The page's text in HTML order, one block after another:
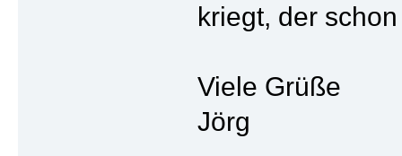
kriegt, der
Viele Grüße
Jörg